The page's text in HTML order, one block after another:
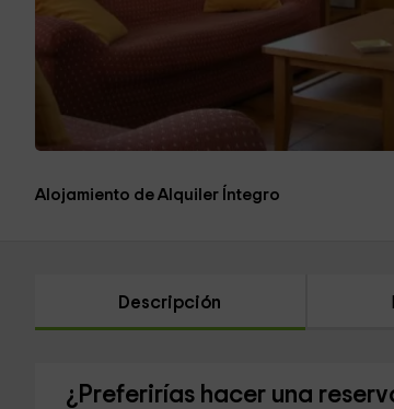
Alojamiento de Alquiler Íntegro
Descripción
¿Preferirías hacer una